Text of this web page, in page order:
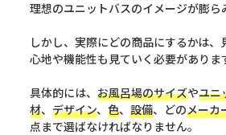
理想のユニットバスのイメージが膨ら
しかし、実際にどの商品にするかは、
心地や機能性も見ていく必要がありま
具体的には、 お風呂場のサイズやユニ
材、 デザイン、 色、 設備、どのメーカ
点まで選ばなければなりません。